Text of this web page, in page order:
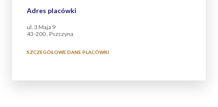
Adres placówki
ul. 3 Maja 9
43-200 , Pszczyna
SZCZEGÓŁOWE DANE PLACÓWKI